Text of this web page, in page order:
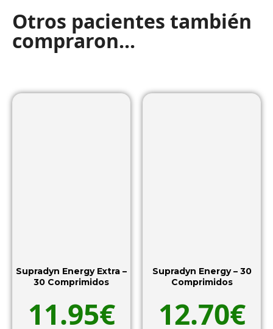
Otros pacientes también
compraron...
Supradyn Energy Extra –
30 Comprimidos
11.95€
Supradyn Energy – 30
Comprimidos
12.70€